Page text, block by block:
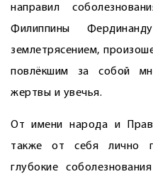
направил
Филиппины
землетрясением,
повлёкшим за собой
жертвы и увечья.
От имени народа и
также от себя лично
глубокие